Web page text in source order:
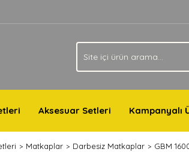
Aksesuar Setleri Kampanyalı
Matkaplar Darbesiz Matkaplar GBM